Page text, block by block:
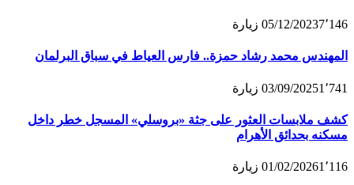
05/12/20237٬146 زيارة
المهندس محمد رشاد حمزة.. فارس العياط في سباق البرلمان
03/09/20251٬741 زيارة
كشف ملابسات العثور على جثة «بروسلي» المسجل خطر داخل
مسكنه بحدائق الأهرام
01/02/20261٬116 زيارة